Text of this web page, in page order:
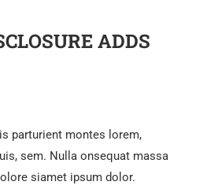
ADDS
parturient montes lorem,
sem. Nulla onsequat massa
siamet ipsum dolor.